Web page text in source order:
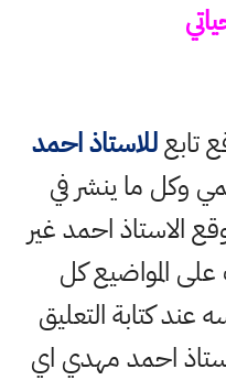
تابعللاستاذ احمد
وكل ما ينشر في
الاستاذ احمد غير
المواضيع كل
كتابة التعليق
احمد مهدي اي